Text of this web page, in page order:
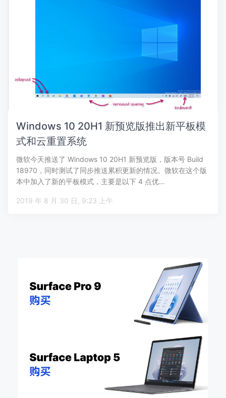
Windows 10 20H1 新预览版推出新平板模
式和云重置系统
微软今天推送了 Windows 10 20H1 新预览版，版本号 Build
18970，同时测试了同步推送累积更新的情况。微软在这个版
本中加入了新的平板模式，主要是以下 4 点优…
2019 年 8 月 30 日, 9:23 上午